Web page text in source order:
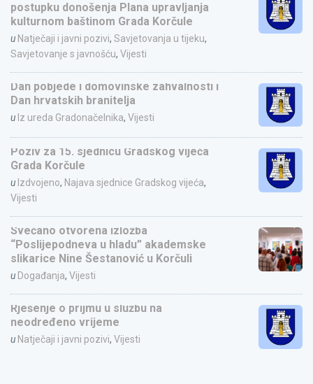
postupku donošenja Plana upravljanja
kulturnom baštinom Grada Korčule
u Natječaji i javni pozivi, Savjetovanja u tijeku,
Savjetovanje s javnošću, Vijesti
Dan pobjede i domovinske zahvalnosti i
Dan hrvatskih branitelja
u Iz ureda Gradonačelnika, Vijesti
Poziv za 15. sjednicu Gradskog vijeća
Grada Korčule
u Izdvojeno, Najava sjednice Gradskog vijeća,
Vijesti
Svečano otvorena izložba
“Poslijepodneva u hladu” akademske
slikarice Nine Šestanović u Korčuli
u Događanja, Vijesti
Rješenje o prijmu u službu na
neodređeno vrijeme
u Natječaji i javni pozivi, Vijesti